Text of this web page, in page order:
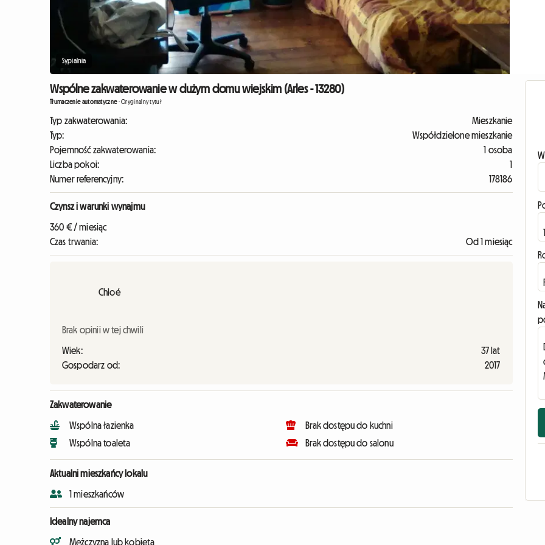
Sypialnia
Wspólne zakwaterowanie w dużym domu wiejskim (Arles - 13280)
Tłumaczenie automatyczne-Oryginalny tytuł
Typ zakwaterowania:
Mieszkanie
Typ:
Współdzielone mieszkanie
Pojemność zakwaterowania:
1 osoba
Liczba pokoi:
1
Numer referencyjny:
178186
Czynsz i warunki wynajmu
360 € / miesiąc
Czas trwania:
Od 1 miesiąc
Chloé
Brak opinii w tej chwili
Wiek:
37 lat
Gospodarz od:
2017
Zakwaterowanie
Wspólna łazienka
Wspólna toaleta
Brak dostępu do kuchni
Brak dostępu do salonu
Aktualni mieszkańcy lokalu
1 mieszkańców
Idealny najemca
Mężczyzna lub kobieta